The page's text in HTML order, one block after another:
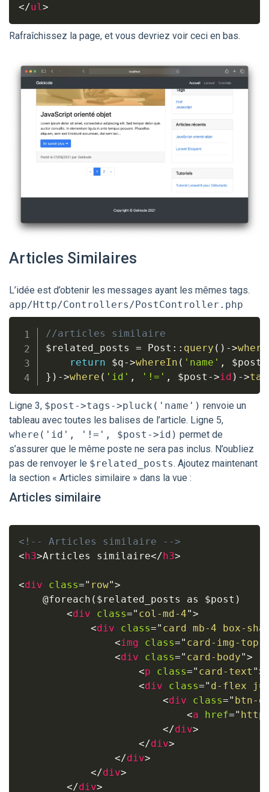
</ul>
Rafraîchissez la page, et vous devriez voir ceci en bas.
Articles Similaires
L’idée est d’obtenir les messages ayant les mêmes tags.
app/Http/Controllers/PostController.php
//articles similaire
$related_posts
= Post : : query ( ) ->where
return
$q->whereIn ( 'name' , $post
} ) ->where ( 'id' , '!=' , $post ->id ) ->
Ligne 3, $post->tags->pluck('name') renvoie un
tableau avec toutes les balises de l’article. Ligne 5,
where('id', '!=', $post->id) permet de
s’assurer que le même poste ne sera pas inclus. N’oubliez
pas de renvoyer le $related_posts. Ajoutez maintenant
la section « Articles similaire » dans la vue :
Articles similaire
<!-- Articles similaire -->
<h3>Articles similaire</h3>
<div class=" row">
    @foreach($related_posts as $post)
<div class=" col-md-4">
<div class=" card mb-4 box-
<img class=" card-img-top
<div class=" card-body">
<p class=" card-text ">
<div class=" d-flex
<div class=" btn-
<a href="
</div>
</div>
</div>
</div>
</div>